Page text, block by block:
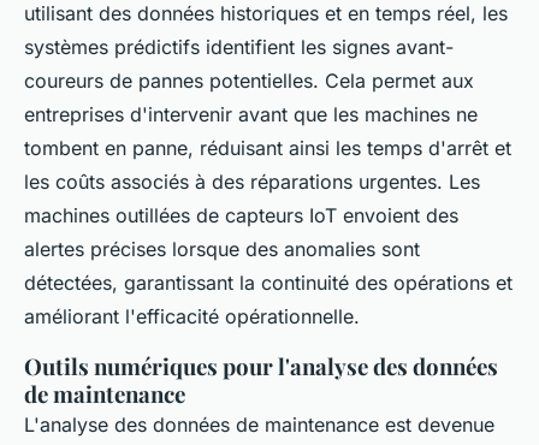
utilisant des données historiques et en temps réel, les
systèmes prédictifs identifient les signes avant-
coureurs de pannes potentielles. Cela permet aux
entreprises d'intervenir avant que les machines ne
tombent en panne, réduisant ainsi les temps d'arrêt et
les coûts associés à des réparations urgentes. Les
machines outillées de capteurs IoT envoient des
alertes précises lorsque des anomalies sont
détectées, garantissant la continuité des opérations et
améliorant l'efficacité opérationnelle.
Outils numériques pour l'analyse des données
de maintenance
L'analyse des données de maintenance est devenue